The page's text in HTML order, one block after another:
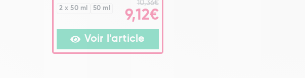
2 x 50 ml 50 ml
10,36€
9,12€
Voir l'article